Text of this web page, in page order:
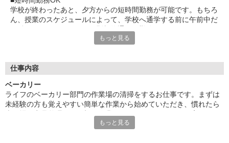
学校が終わったあと、夕方からの短時間勤務が可能です。もちろ
ん、授業のスケジュールによって、学校へ通学する前に午前中だ
で、安定して働けます。お休みを変更するなどのシフト調整も事
■笑顔で働ける職場
ットホームな雰囲気のお店です。長期で活躍するスタッフには、
お客様から笑顔でお声掛けをいただくことも。最初は覚えていた
だく作業が多く感じるかもしれませんが、難しいお仕事はありま
せんので、どなたでも楽しく働くことができます。
もっと見る
仕事内容
ベーカリー
ライフのベーカリー部門の作業場の清掃をするお仕事です。まずは
未経験の方も覚えやすい簡単な作業から始めていただき、慣れたら
ールに沿って清掃や消毒作業を行っていただきます。アルバイトデ
もっと見る